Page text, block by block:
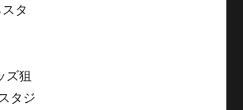
タ
ズ狙
タジ